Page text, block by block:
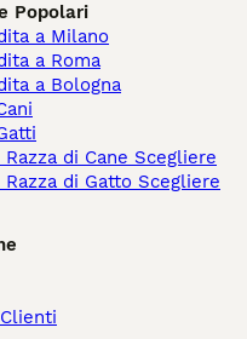
Popolari
a Milano
a Roma
a Bologna
Razza di Cane Scegliere
Razza di Gatto Scegliere